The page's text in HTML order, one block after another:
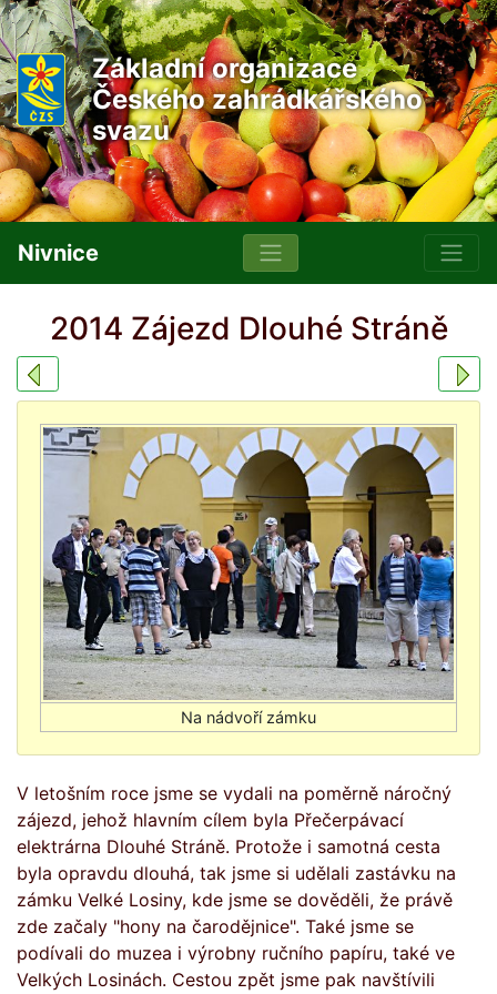
Základní organizace
Českého zahrádkářského
svazu
Nivnice
2014 Zájezd Dlouhé Stráně
V letošním roce jsme se vydali na poměrně náročný
zájezd, jehož hlavním cílem byla Přečerpávací
elektrárna Dlouhé Stráně. Protože i samotná cesta
byla opravdu dlouhá, tak jsme si udělali zastávku na
zámku Velké Losiny, kde jsme se dověděli, že právě
zde začaly "hony na čarodějnice". Také jsme se
podívali do muzea i výrobny ručního papíru, také ve
Velkých Losinách. Cestou zpět jsme pak navštívili